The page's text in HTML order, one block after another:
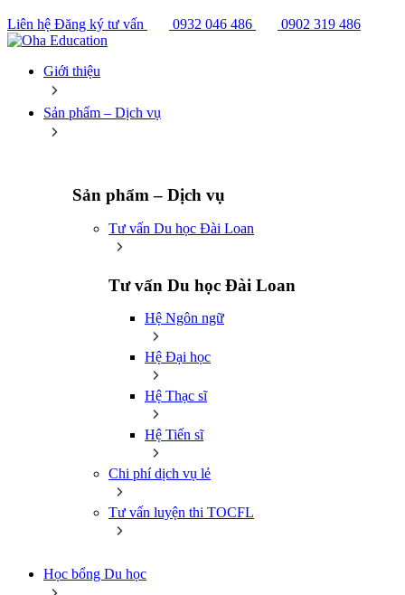
Liên hệ Đăng ký tư vấn 0932 046 486 0902 319 486
Giới thiệu
Sản phẩm – Dịch vụ
Sản phẩm – Dịch vụ
Tư vấn Du học Đài Loan
Tư vấn Du học Đài Loan
Hệ Ngôn ngữ
Hệ Đại học
Hệ Thạc sĩ
Hệ Tiến sĩ
Chi phí dịch vụ lẻ
Tư vấn luyện thi TOCFL
Học bổng Du học